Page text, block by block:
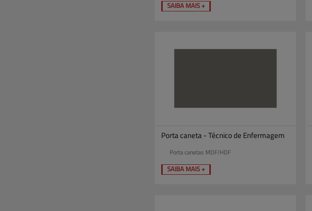
SAIBA MAIS +
Porta caneta - Técnico de Enfermagem
Porta canetas MDF/HDF
SAIBA MAIS +